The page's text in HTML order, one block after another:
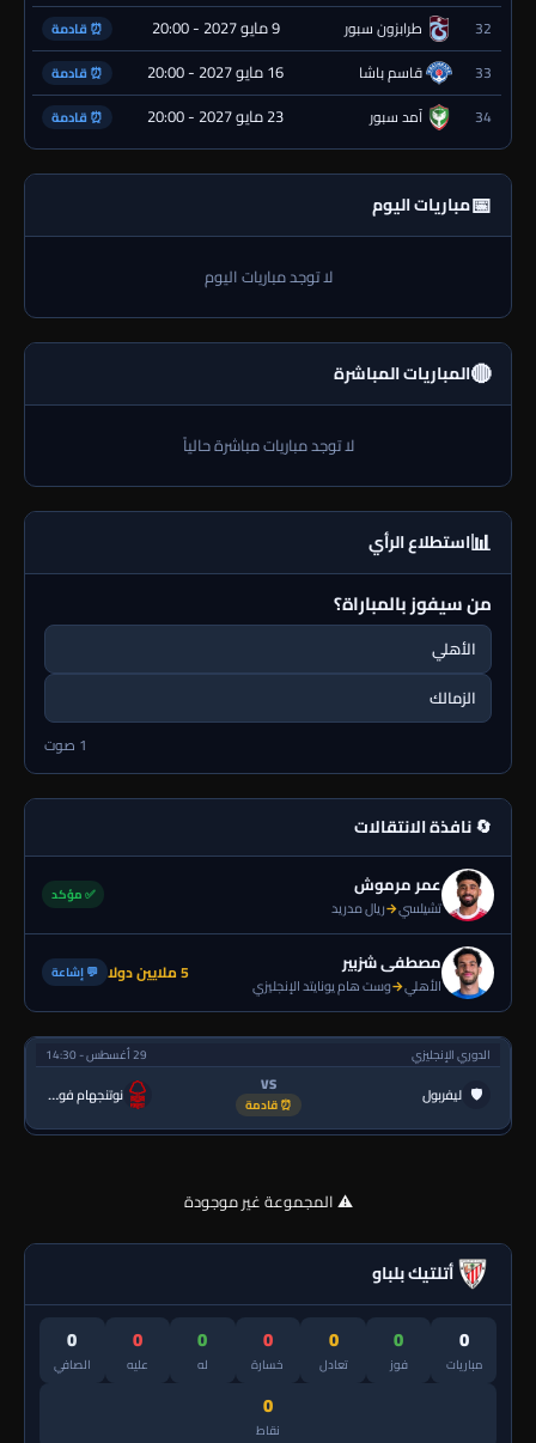
32 طرابزون سبور 9 مايو 2027 - 20:00 ⏰ قادمة
33 قاسم باشا 16 مايو 2027 - 20:00 ⏰ قادمة
34 آمد سبور 23 مايو 2027 - 20:00 ⏰ قادمة
📅مباريات اليوم
لا توجد مباريات اليوم
🔴المباريات المباشرة
لا توجد مباريات مباشرة حالياً
📊استطلاع الرأي
من سيفوز بالمباراة؟
الأهلي
الزمالك
1 صوت
🔄 نافذة الانتقالات
عمر مرموش
تشيلسي→ريال مدريد
✅ مؤكد
مصطفى شزبير
الأهلي→وست هام يونايتد الإنجليزي 5 ملايين دولا 💬 إشاعة
الدوري الإنجليزي 29 أغسطس - 14:30
🛡 ليفربول VS
⏰ قادمة نوتنجهام فورست
⚠️ المجموعة غير موجودة
أتلتيك بلباو
0
مباريات
0
فوز
0
تعادل
0
خسارة
0
له
0
عليه
0
الصافي
0
نقاط